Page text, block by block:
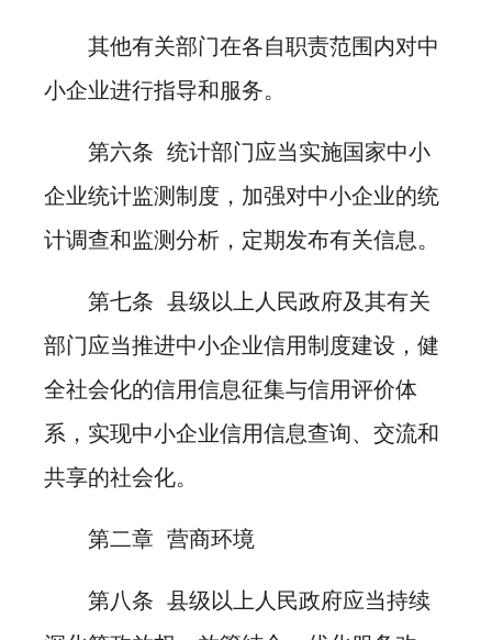
其他有关部门在各自职责范围内对中
小企业进行指导和服务。
第六条 统计部门应当实施国家中小
企业统计监测制度，加强对中小企业的统
计调查和监测分析，定期发布有关信息。
第七条 县级以上人民政府及其有关
部门应当推进中小企业信用制度建设，健
全社会化的信用信息征集与信用评价体
系，实现中小企业信用信息查询、交流和
共享的社会化。
第二章 营商环境
第八条 县级以上人民政府应当持续